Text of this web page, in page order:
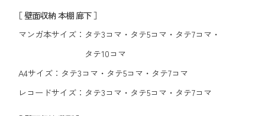
［ 壁面収納 本棚 廊下 ］
マンガ本サイズ： タテ3コマ ・ タテ5コマ ・ タテ7コマ ・
タテ10コマ
A4サイズ： タテ3コマ ・ タテ5コマ ・ タテ7コマ
レコードサイズ： タテ3コマ ・ タテ5コマ ・ タテ7コマ